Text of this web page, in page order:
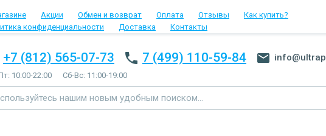
Акции Обмен и возврат Оплата Отзывы
Как купить?
конфиденциальности
Доставка Контакты
+7 (812) 565-07-73 7 (499) 110-59-84
10:00-22:00 Сб-Вс: 11:00-19:00